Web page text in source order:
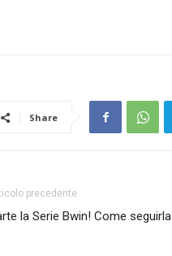
Share
precedente
la Serie Bwin! Come seguirla